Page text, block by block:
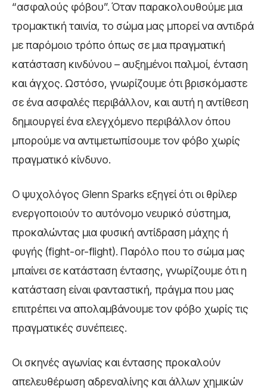
“ασφαλούς φόβου”. Όταν παρακολουθούμε μια
τρομακτική ταινία, το σώμα μας μπορεί να αντιδρά
με παρόμοιο τρόπο όπως σε μια πραγματική
κατάσταση κινδύνου – αυξημένοι παλμοί, ένταση
και άγχος. Ωστόσο, γνωρίζουμε ότι βρισκόμαστε
σε ένα ασφαλές περιβάλλον, και αυτή η αντίθεση
δημιουργεί ένα ελεγχόμενο περιβάλλον όπου
μπορούμε να αντιμετωπίσουμε τον φόβο χωρίς
πραγματικό κίνδυνο.
Ο ψυχολόγος Glenn Sparks εξηγεί ότι οι θρίλερ
ενεργοποιούν το αυτόνομο νευρικό σύστημα,
προκαλώντας μια φυσική αντίδραση μάχης ή
φυγής (fight-or-flight). Παρόλο που το σώμα μας
μπαίνει σε κατάσταση έντασης, γνωρίζουμε ότι η
κατάσταση είναι φανταστική, πράγμα που μας
επιτρέπει να απολαμβάνουμε τον φόβο χωρίς τις
πραγματικές συνέπειες.
Οι σκηνές αγωνίας και έντασης προκαλούν
απελευθέρωση αδρεναλίνης και άλλων χημικών